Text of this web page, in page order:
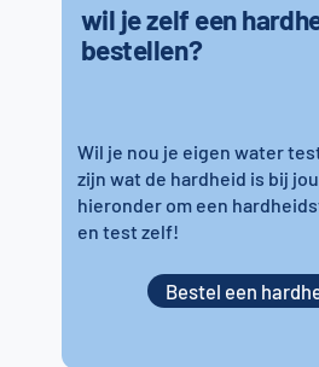
wil je zelf een
bestellen?
Wil je nou je eigen water
zijn wat de hardheid is bij
hieronder om een
en test zelf!
Bestel een